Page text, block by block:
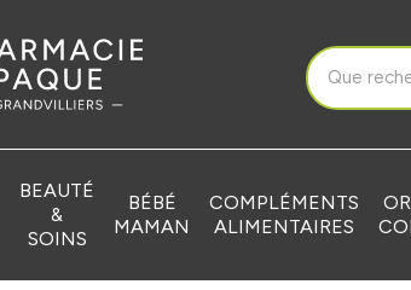
Pharmacie Paque Grandvilliers
BEAUTÉ
&
SOINS
BÉBÉ
MAMAN
COMPLÉMENTS
ALIMENTAIRES